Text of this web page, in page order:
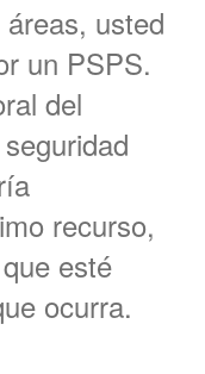
usted
un PSPS.
del
recurso,
esté
ocurra.